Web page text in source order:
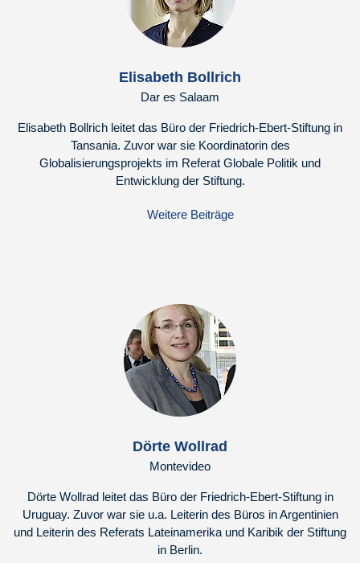
Elisabeth Bollrich
Dar es Salaam
Elisabeth Bollrich leitet das Büro der Friedrich-Ebert-Stiftung in
Tansania. Zuvor war sie Koordinatorin des
Globalisierungsprojekts im Referat Globale Politik und
Entwicklung der Stiftung.
Weitere Beiträge
Dörte Wollrad
Montevideo
Dörte Wollrad leitet das Büro der Friedrich-Ebert-Stiftung in
Uruguay. Zuvor war sie u.a. Leiterin des Büros in Argentinien
und Leiterin des Referats Lateinamerika und Karibik der Stiftung
in Berlin.